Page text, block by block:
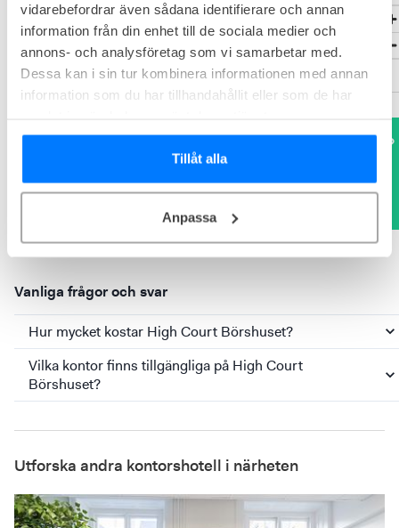
vidarebefordrar även sådana identifierare och annan
information från din enhet till de sociala medier och
annons- och analysföretag som vi samarbetar med.
Dessa kan i sin tur kombinera informationen med annan
information som du har tillhandahållit eller som de har
Tillåt alla
Anpassa
Behöver du hjälp att hitta rätt lösning?
Boka ett gratis rådgivningsmöte.
Viktor Söderström Hahn,Kontorsexpert. 100%
Vanliga frågor och svar
Hur mycket kostar High Court Börshuset?
Vilka kontor finns tillgängliga på High Court
Börshuset?
Utforska andra kontorshotell i närheten